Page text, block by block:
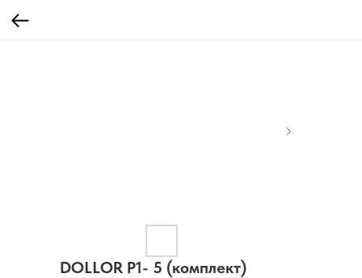
DOLLOR P1- 5 (комплект)